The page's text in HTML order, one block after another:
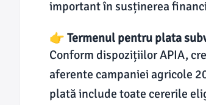
important în susținerea
👉 Termenul pentru plata
Conform dispozițiilor APIA,
aferente campaniei agricole
plată include toate cererile